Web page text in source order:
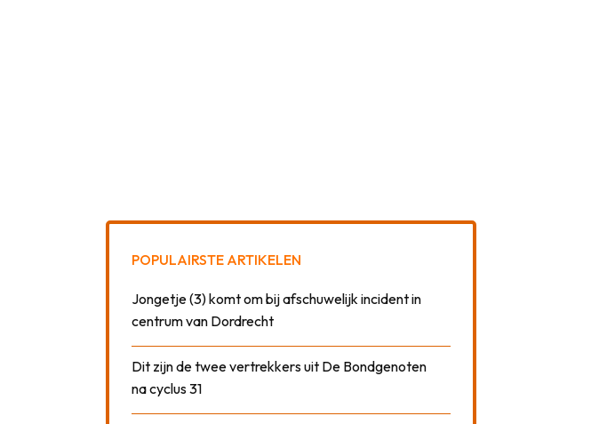
POPULAIRSTE ARTIKELEN
Jongetje (3) komt om bij afschuwelijk incident in
centrum van Dordrecht
Dit zijn de twee vertrekkers uit De Bondgenoten
na cyclus 31